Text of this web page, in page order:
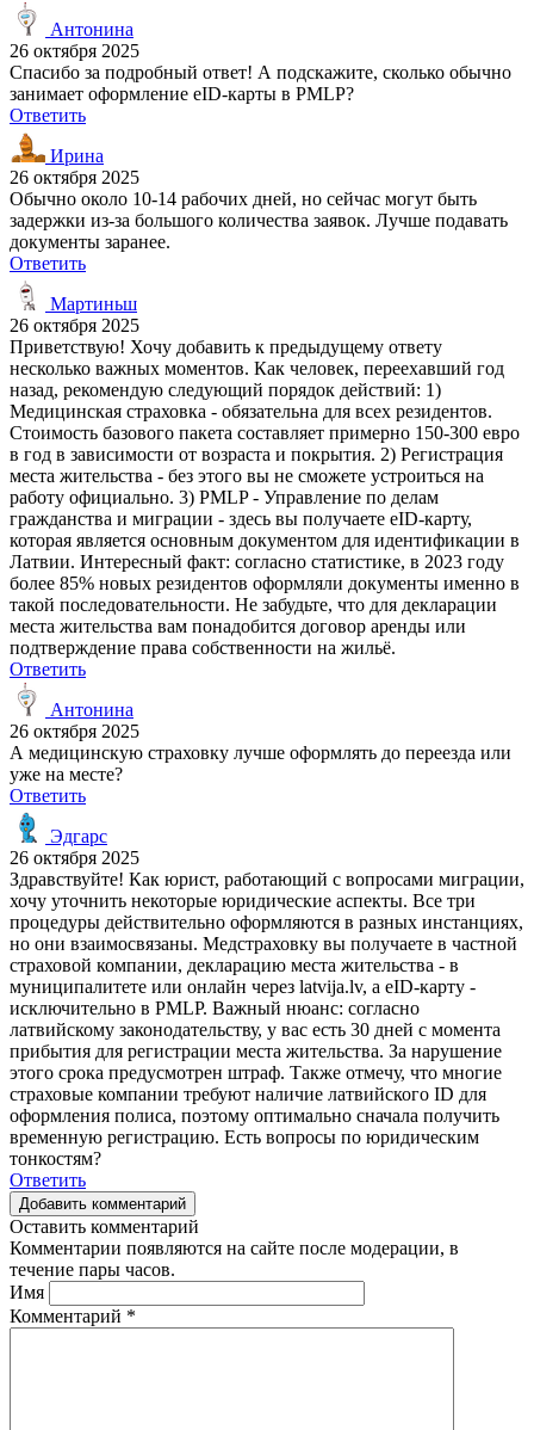
Антонина
26 октября 2025
Спасибо за подробный ответ! А подскажите, сколько обычно
занимает оформление eID-карты в PMLP?
Ответить
Ирина
26 октября 2025
Обычно около 10-14 рабочих дней, но сейчас могут быть
задержки из-за большого количества заявок. Лучше подавать
документы заранее.
Ответить
Мартиньш
26 октября 2025
Приветствую! Хочу добавить к предыдущему ответу
несколько важных моментов. Как человек, переехавший год
назад, рекомендую следующий порядок действий: 1)
Медицинская страховка - обязательна для всех резидентов.
Стоимость базового пакета составляет примерно 150-300 евро
в год в зависимости от возраста и покрытия. 2) Регистрация
места жительства - без этого вы не сможете устроиться на
работу официально. 3) PMLP - Управление по делам
гражданства и миграции - здесь вы получаете eID-карту,
которая является основным документом для идентификации в
Латвии. Интересный факт: согласно статистике, в 2023 году
более 85% новых резидентов оформляли документы именно в
такой последовательности. Не забудьте, что для декларации
места жительства вам понадобится договор аренды или
подтверждение права собственности на жильё.
Ответить
Антонина
26 октября 2025
А медицинскую страховку лучше оформлять до переезда или
уже на месте?
Ответить
Эдгарс
26 октября 2025
Здравствуйте! Как юрист, работающий с вопросами миграции,
хочу уточнить некоторые юридические аспекты. Все три
процедуры действительно оформляются в разных инстанциях,
но они взаимосвязаны. Медстраховку вы получаете в частной
страховой компании, декларацию места жительства - в
муниципалитете или онлайн через latvija.lv, а eID-карту -
исключительно в PMLP. Важный нюанс: согласно
латвийскому законодательству, у вас есть 30 дней с момента
прибытия для регистрации места жительства. За нарушение
этого срока предусмотрен штраф. Также отмечу, что многие
страховые компании требуют наличие латвийского ID для
оформления полиса, поэтому оптимально сначала получить
временную регистрацию. Есть вопросы по юридическим
тонкостям?
Ответить
Добавить комментарий
Оставить комментарий
Комментарии появляются на сайте после модерации, в
течение пары часов.
Имя
Комментарий *